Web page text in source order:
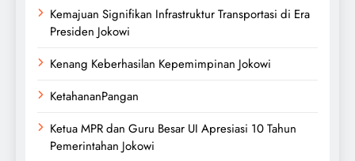
Kemajuan Signifikan Infrastruktur Transportasi di Era
Presiden Jokowi
Kenang Keberhasilan Kepemimpinan Jokowi
KetahananPangan
Ketua MPR dan Guru Besar UI Apresiasi 10 Tahun
Pemerintahan Jokowi